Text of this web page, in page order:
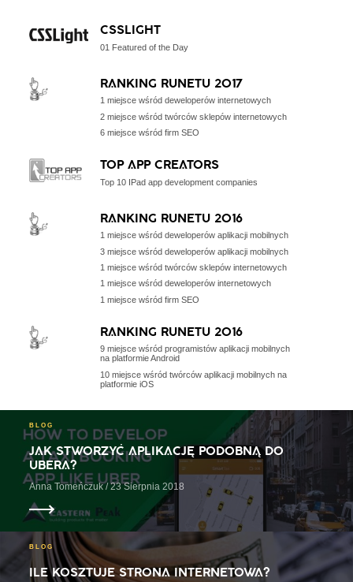
CSSLIGHT
01 Featured of the Day
RANKING RUNETU 2017
1 miejsce wśród deweloperów internetowych
2 miejsce wśród twórców sklepów internetowych
6 miejsce wśród firm SEO
TOP APP CREATORS
Top 10 IPad app development companies
RANKING RUNETU 2016
1 miejsce wśród deweloperów aplikacji mobilnych
3 miejsce wśród deweloperów aplikacji mobilnych
1 miejsce wśród twórców sklepów internetowych
1 miejsce wśród deweloperów internetowych
1 miejsce wśród firm SEO
RANKING RUNETU 2016
9 miejsce wśród programistów aplikacji mobilnych
na platformie Android
10 miejsce wśród twórców aplikacji mobilnych na
platformie iOS
BLOG
JAK STWORZYĆ APLIKACJĘ PODOBNĄ DO
UBERA?
Anna Tomeńczuk / 23 Sierpnia 2018
BLOG
ILE KOSZTUJE STRONA INTERNETOWA?